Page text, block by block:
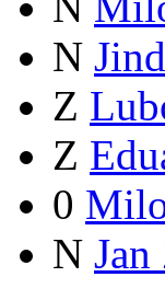
N
Z
Z
0
N